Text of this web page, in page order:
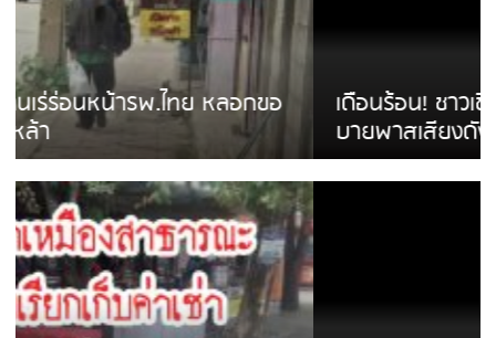
เดือนร้อน! ชาวเชียงรายบ่นรถ Isuzu สีขาวซิ่ง
บายพาสเสียงดังสร้างความรำคาญ